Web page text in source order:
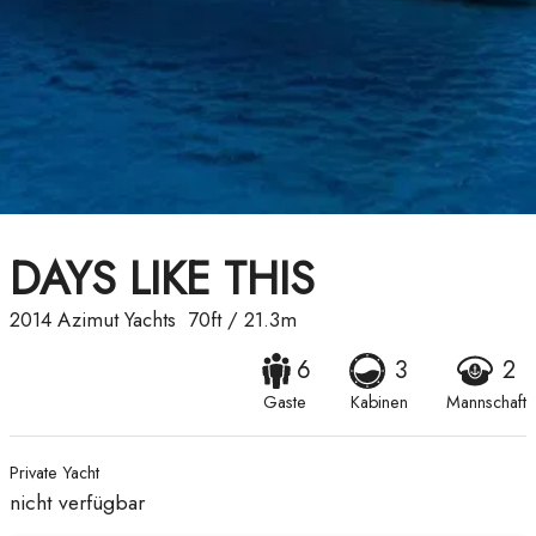
DAYS LIKE THIS
2014 Azimut Yachts 70ft/ 21.3m
6
Gaste
3
Kabinen
2
Mannschaft
Private Yacht
nicht verfügbar